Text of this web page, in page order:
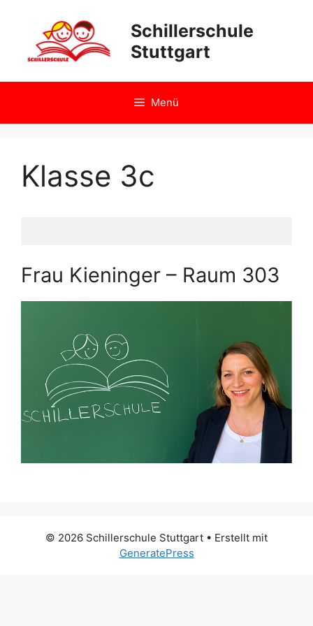
springen
Schillerschule
Stuttgart
Menü
Klasse 3c
Frau Kieninger – Raum 303
© 2026 Schillerschule Stuttgart • Erstellt mit
GeneratePress